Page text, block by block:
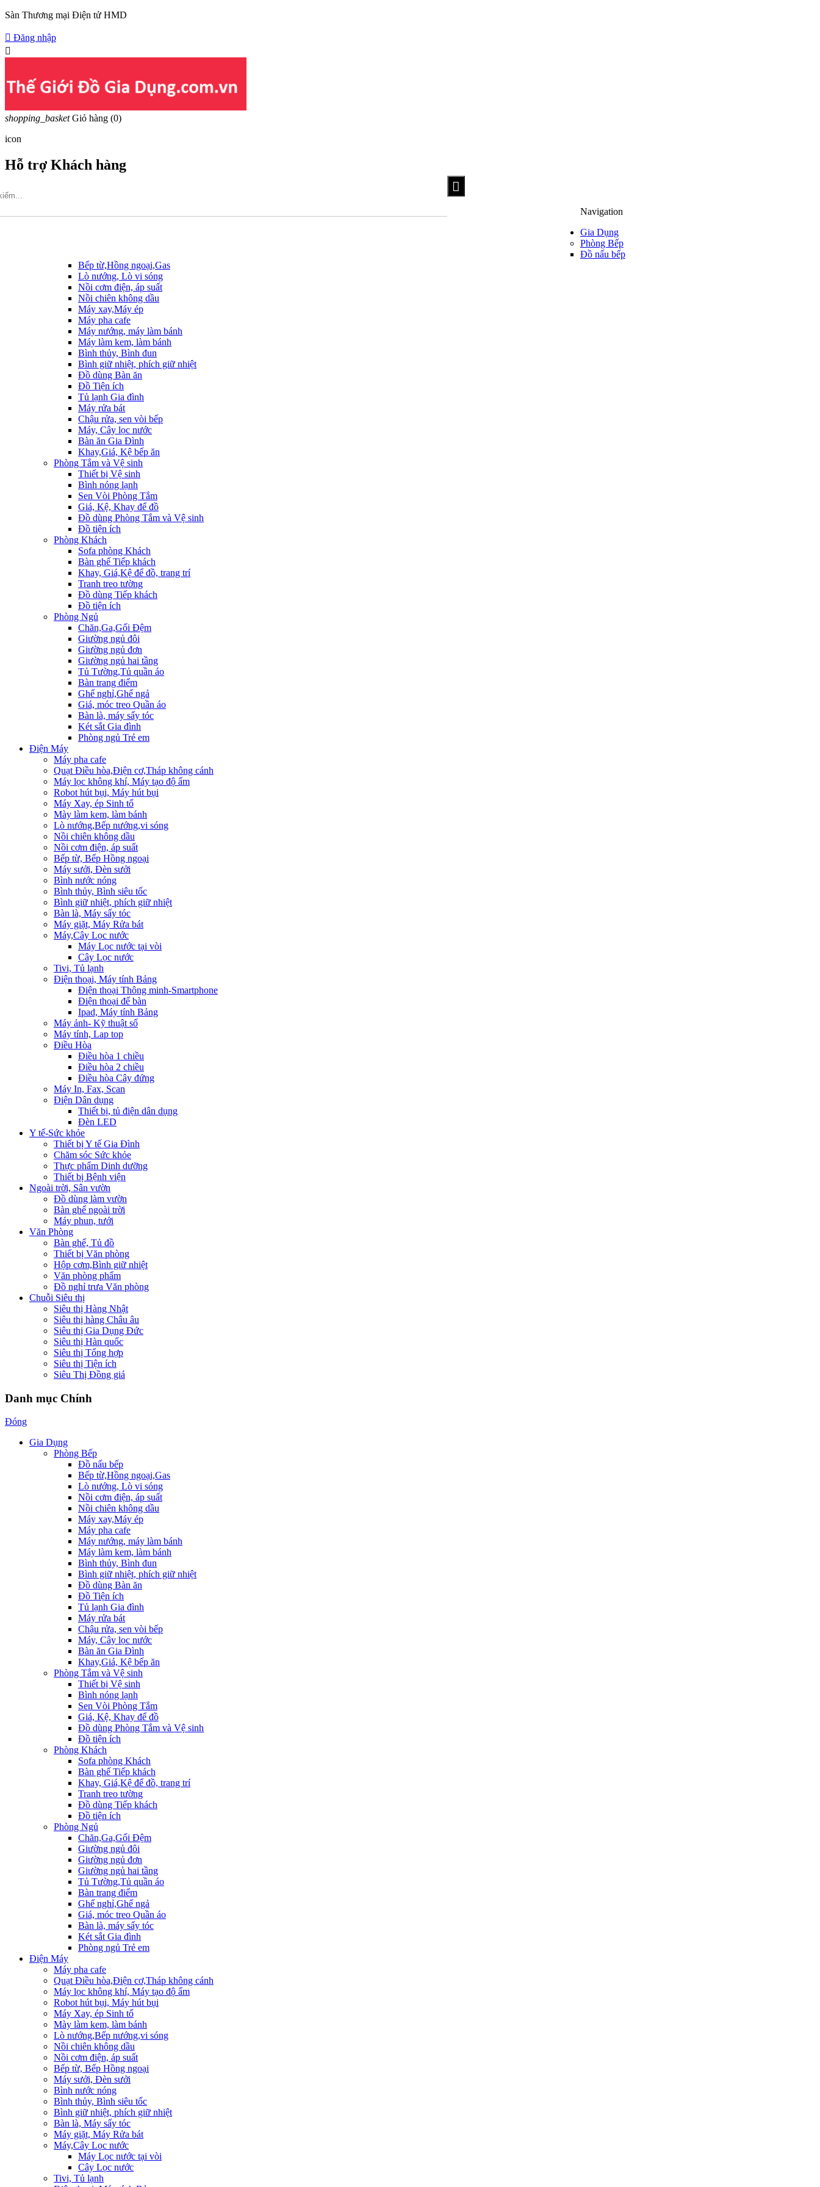
Sàn Thương mại Điện tử HMD
 Đăng nhập

shopping_basket Giỏ hàng (0)
icon
Hỗ trợ Khách hàng
Hotline: 09317.456.44
Navigation
Gia Dụng
Phòng Bếp
Đồ nấu bếp
Bếp từ,Hồng ngoại,Gas
Lò nướng, Lò vi sóng
Nồi cơm điện, áp suất
Nồi chiên không dầu
Máy xay,Máy ép
Máy pha cafe
Máy nướng, máy làm bánh
Máy làm kem, làm bánh
Bình thủy, Bình đun
Bình giữ nhiệt, phích giữ nhiệt
Đồ dùng Bàn ăn
Đồ Tiện ích
Tủ lạnh Gia đình
Máy rửa bát
Chậu rửa, sen vòi bếp
Máy, Cây lọc nước
Bàn ăn Gia Đình
Khay,Giá, Kệ bếp ăn
Phòng Tắm và Vệ sinh
Thiết bị Vệ sinh
Bình nóng lạnh
Sen Vòi Phòng Tắm
Giá, Kệ, Khay để đồ
Đồ dùng Phòng Tắm và Vệ sinh
Đồ tiện ích
Phòng Khách
Sofa phòng Khách
Bàn ghế Tiếp khách
Khay, Giá,Kệ để đồ, trang trí
Tranh treo tường
Đồ dùng Tiếp khách
Đồ tiện ích
Phòng Ngủ
Chăn,Ga,Gối Đệm
Giường ngủ đôi
Giường ngủ đơn
Giường ngủ hai tầng
Tủ Tường,Tủ quần áo
Bàn trang điểm
Ghế nghỉ,Ghế ngả
Giá, móc treo Quần áo
Bàn là, máy sấy tóc
Két sắt Gia đình
Phòng ngủ Trẻ em
Điện Máy
Máy pha cafe
Quạt Điều hòa,Điện cơ,Tháp không cánh
Máy lọc không khí, Máy tạo độ ẩm
Robot hút bụi, Máy hút bụi
Máy Xay, ép Sinh tố
Mày làm kem, làm bánh
Lò nướng,Bếp nướng,vi sóng
Nồi chiên không dầu
Nồi cơm điện, áp suất
Bếp từ, Bếp Hồng ngoại
Máy sưởi, Đèn sưởi
Bình nước nóng
Bình thủy, Bình siêu tốc
Bình giữ nhiệt, phích giữ nhiệt
Bàn là, Máy sấy tóc
Máy giặt, Máy Rửa bát
Máy,Cây Lọc nước
Máy Lọc nước tại vòi
Cây Lọc nước
Tivi, Tủ lạnh
Điện thoại, Máy tính Bảng
Điện thoại Thông minh-Smartphone
Điện thoại để bàn
Ipad, Máy tính Bảng
Máy ảnh- Kỹ thuật số
Máy tính, Lap top
Điều Hòa
Điều hòa 1 chiều
Điều hòa 2 chiều
Điều hòa Cây đứng
Máy In, Fax, Scan
Điện Dân dụng
Thiết bị, tủ điện dân dụng
Đèn LED
Y tế-Sức khỏe
Thiết bị Y tế Gia Đình
Chăm sóc Sức khỏe
Thực phẩm Dinh dưỡng
Thiết bị Bệnh viện
Ngoài trời, Sân vườn
Đồ dùng làm vườn
Bàn ghế ngoài trời
Máy phun, tưới
Văn Phòng
Bàn ghế, Tủ đồ
Thiết bị Văn phòng
Hộp cơm,Bình giữ nhiệt
Văn phòng phẩm
Đồ nghỉ trưa Văn phòng
Chuỗi Siêu thị
Siêu thị Hàng Nhật
Siêu thị hàng Châu âu
Siêu thị Gia Dụng Đức
Siêu thị Hàn quốc
Siêu thị Tổng hợp
Siêu thị Tiện ích
Siêu Thị Đồng giá
Danh mục Chính
Đóng
Gia Dụng
Phòng Bếp
Đồ nấu bếp
Bếp từ,Hồng ngoại,Gas
Lò nướng, Lò vi sóng
Nồi cơm điện, áp suất
Nồi chiên không dầu
Máy xay,Máy ép
Máy pha cafe
Máy nướng, máy làm bánh
Máy làm kem, làm bánh
Bình thủy, Bình đun
Bình giữ nhiệt, phích giữ nhiệt
Đồ dùng Bàn ăn
Đồ Tiện ích
Tủ lạnh Gia đình
Máy rửa bát
Chậu rửa, sen vòi bếp
Máy, Cây lọc nước
Bàn ăn Gia Đình
Khay,Giá, Kệ bếp ăn
Phòng Tắm và Vệ sinh
Thiết bị Vệ sinh
Bình nóng lạnh
Sen Vòi Phòng Tắm
Giá, Kệ, Khay để đồ
Đồ dùng Phòng Tắm và Vệ sinh
Đồ tiện ích
Phòng Khách
Sofa phòng Khách
Bàn ghế Tiếp khách
Khay, Giá,Kệ để đồ, trang trí
Tranh treo tường
Đồ dùng Tiếp khách
Đồ tiện ích
Phòng Ngủ
Chăn,Ga,Gối Đệm
Giường ngủ đôi
Giường ngủ đơn
Giường ngủ hai tầng
Tủ Tường,Tủ quần áo
Bàn trang điểm
Ghế nghỉ,Ghế ngả
Giá, móc treo Quần áo
Bàn là, máy sấy tóc
Két sắt Gia đình
Phòng ngủ Trẻ em
Điện Máy
Máy pha cafe
Quạt Điều hòa,Điện cơ,Tháp không cánh
Máy lọc không khí, Máy tạo độ ẩm
Robot hút bụi, Máy hút bụi
Máy Xay, ép Sinh tố
Mày làm kem, làm bánh
Lò nướng,Bếp nướng,vi sóng
Nồi chiên không dầu
Nồi cơm điện, áp suất
Bếp từ, Bếp Hồng ngoại
Máy sưởi, Đèn sưởi
Bình nước nóng
Bình thủy, Bình siêu tốc
Bình giữ nhiệt, phích giữ nhiệt
Bàn là, Máy sấy tóc
Máy giặt, Máy Rửa bát
Máy,Cây Lọc nước
Máy Lọc nước tại vòi
Cây Lọc nước
Tivi, Tủ lạnh